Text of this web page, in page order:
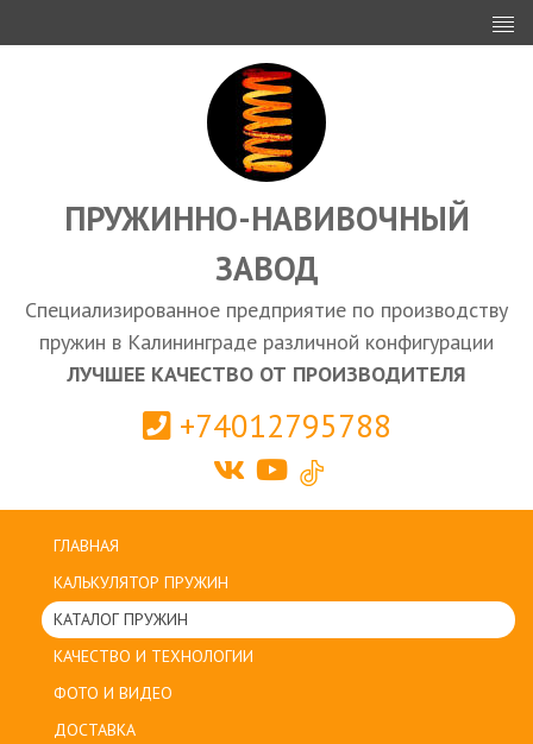
ИНВЕСТОРАМ
ПРОЕКТИРОВАНИЕ
ЭКСПОРТ
ЗАКУПКИ
КАЛЬКУЛЯТОР ПРУЖИН
Калининград
ПРУЖИННО-НАВИВОЧНЫЙ
ЗАВОД
Специализированное предприятие по производству
пружин в Калининграде различной конфигурации
ЛУЧШЕЕ КАЧЕСТВО ОТ ПРОИЗВОДИТЕЛЯ
+74012795788
ГЛАВНАЯ
КАЛЬКУЛЯТОР ПРУЖИН
КАТАЛОГ ПРУЖИН
КАЧЕСТВО И ТЕХНОЛОГИИ
ФОТО И ВИДЕО
ДОСТАВКА